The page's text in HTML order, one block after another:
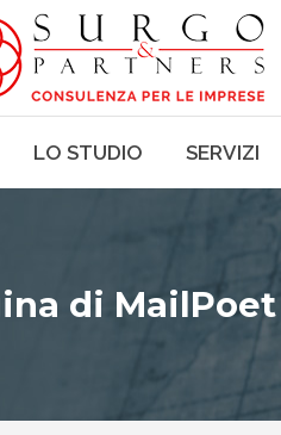
LO STUDIO SERVIZI
di MailPoet